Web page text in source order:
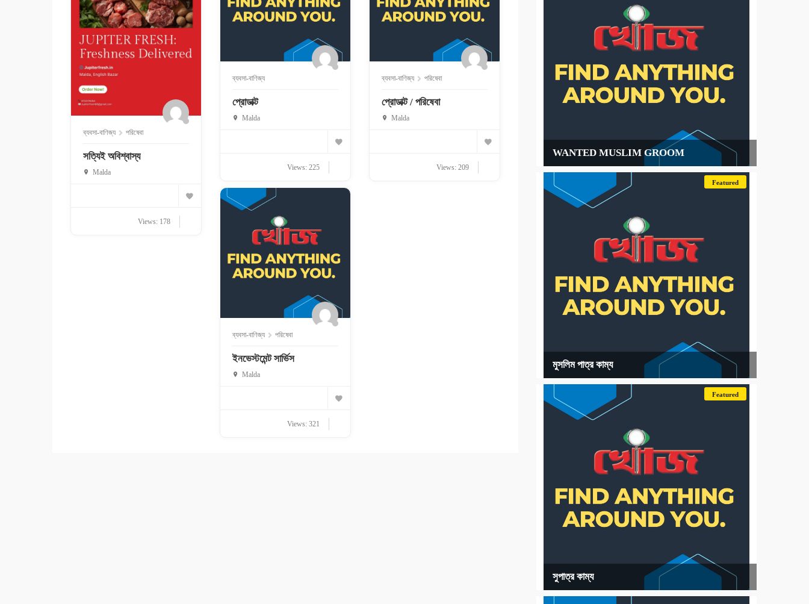
ব্যবসা-বাণিজ্য পরিষেবা
সত্যিই অবিশ্বাস্য
Malda
Views: 178
ব্যবসা-বাণিজ্য
প্রোডাক্ট
Malda
Views: 225
ব্যবসা-বাণিজ্য পরিষেবা
প্রোডাক্ট / পরিষেবা
Malda
Views: 209
ব্যবসা-বাণিজ্য পরিষেবা
ইনভেস্টমেন্ট সার্ভিস
Malda
Views: 321
WANTED MUSLIM GROOM
Featured
মুসলিম পাত্র কাম্য
Featured
সুপাত্র কাম্য